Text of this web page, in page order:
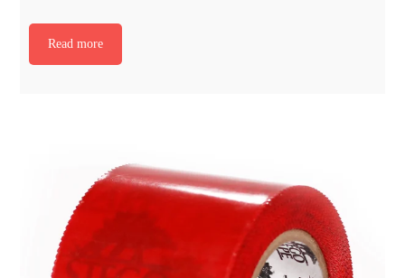
Read more